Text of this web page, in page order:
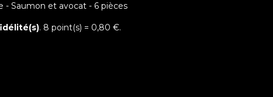
- Saumon et avocat - 6 pièces
. 8 point(s) = 0,80 €.